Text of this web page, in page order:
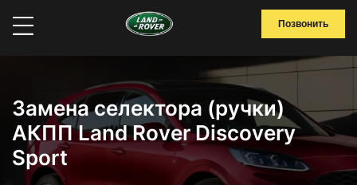
Позвонить
Замена селектора (ручки)
АКПП Land Rover Discovery
Sport